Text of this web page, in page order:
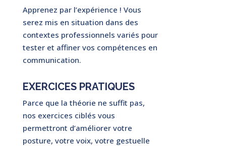
Apprenez par l’expérience ! Vous
serez mis en situation dans des
contextes professionnels variés pour
tester et affiner vos compétences en
communication.
EXERCICES PRATIQUES
Parce que la théorie ne suffit pas,
nos exercices ciblés vous
permettront d’améliorer votre
posture, votre voix, votre gestuelle